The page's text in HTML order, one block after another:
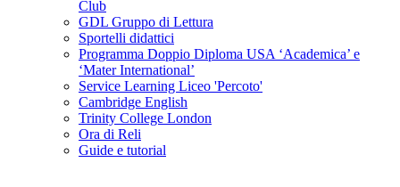
Club
GDL Gruppo di Lettura
Sportelli didattici
Programma Doppio Diploma USA ‘Academica’ e
‘Mater International’
Service Learning Liceo 'Percoto'
Cambridge English
Trinity College London
Ora di Reli
Guide e tutorial